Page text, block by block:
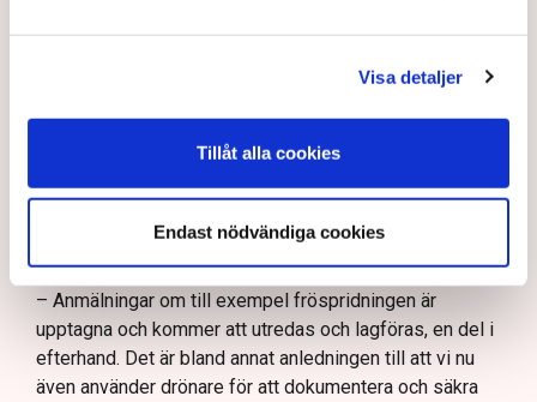
Visa detaljer
Tillåt alla cookies
Endast nödvändiga cookies
maskiner, sabotera utrustning eller förstöra
Ogräsfröspridningen och de igengrävda dikena kan
polisen ska kunna inleda en utredning direkt på plats
krävs att brottet pågår eller nyss har avslutats, samt
konkreta bevis eller utpekade misstänkta.
– Anmälningar om till exempel fröspridningen är
upptagna och kommer att utredas och lagföras, en del i
efterhand. Det är bland annat anledningen till att vi nu
även använder drönare för att dokumentera och säkra